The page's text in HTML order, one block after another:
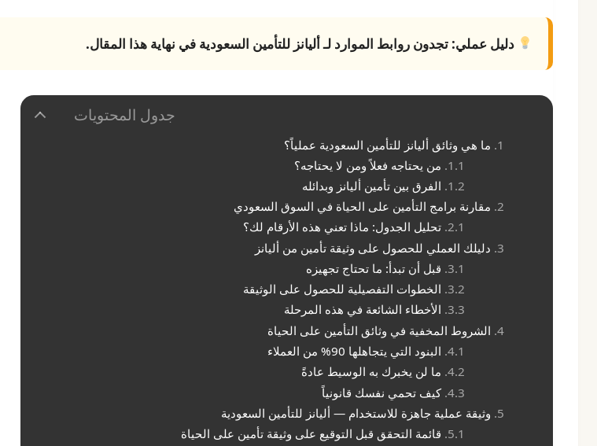
دليل عملي: تجدون روابط الموارد لـأليانز للتأمين السعودية في نهاية هذا المقال.
جدول المحتويات
ما هي وثائق أليانز للتأمين السعودية عملياً؟
من يحتاجه فعلاً ومن لا يحتاجه؟
الفرق بين تأمين أليانز وبدائله
مقارنة برامج التأمين على الحياة في السوق السعودي
تحليل الجدول: ماذا تعني هذه الأرقام لك؟
دليلك العملي للحصول على وثيقة تأمين من أليانز
قبل أن تبدأ: ما تحتاج تجهيزه
الخطوات التفصيلية للحصول على الوثيقة
الأخطاء الشائعة في هذه المرحلة
الشروط المخفية في وثائق التأمين على الحياة
البنود التي يتجاهلها 90% من العملاء
ما لن يخبرك به الوسيط عادةً
كيف تحمي نفسك قانونياً
وثيقة عملية جاهزة للاستخدام — أليانز للتأمين السعودية
قائمة التحقق قبل التوقيع على وثيقة تأمين على الحياة